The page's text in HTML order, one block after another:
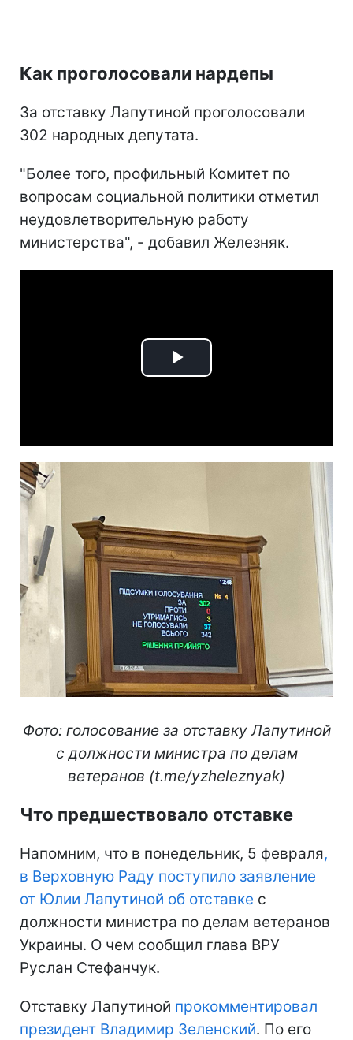
Как проголосовали нардепы
За отставку Лапутиной проголосовали
302 народных депутата.
"Более того, профильный Комитет по
вопросам социальной политики отметил
неудовлетворительную работу
министерства", - добавил Железняк.
Play
Фото: голосование за отставку Лапутиной
с должности министра по делам
ветеранов (t.me/yzheleznyak)
Что предшествовало отставке
Напомним, что в понедельник, 5 февраля,
в Верховную Раду поступило заявление
от Юлии Лапутиной об отставке с
должности министра по делам ветеранов
Украины. О чем сообщил глава ВРУ
Руслан Стефанчук.
Отставку Лапутиной прокомментировал
президент Владимир Зеленский. По его